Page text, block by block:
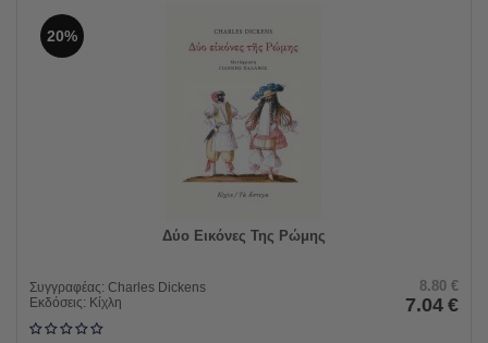
20%
Δύο Εικόνες Της Ρώμης
Συγγραφέας: Charles Dickens
Εκδόσεις: Κίχλη
8.80 €
7.04 €